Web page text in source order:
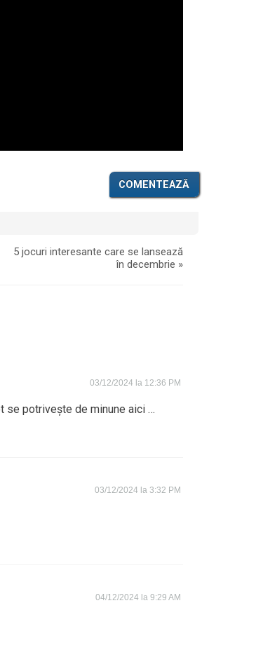
COMENTEAZĂ
5 jocuri interesante care se lansează
în decembrie »
03/12/2024 la 12:36 PM
se potrivește de minune aici …
03/12/2024 la 3:32 PM
04/12/2024 la 9:29 AM